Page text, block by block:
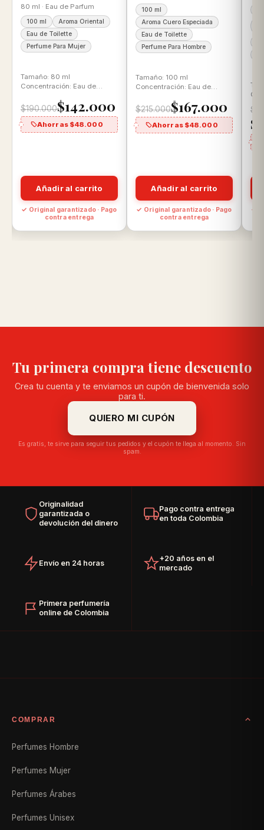
80 ml · Eau de Parfum
100 ml
Aroma Oriental
Eau de Toilette
Perfume Para Mujer
Tamaño: 80 ml
Concentración: Eau de
Gourmand
$190.000$142.000
Ahorras $48.000
Añadir al carrito
✓ Original garantizado · Pago
contra entrega
100 ml
Aroma Cuero Especiada
Eau de Toilette
Perfume Para Hombre
Tamaño: 100 ml
Concentración: Eau de
Especiado
$215.000$167.000
Ahorras $48.000
Añadir al carrito
✓ Original garantizado · Pago
contra entrega
✓
Tu primera compra tiene descuento
Crea tu cuenta y te enviamos un cupón de bienvenida solo
para ti.
QUIERO MI CUPÓN
Es gratis, te sirve para seguir tus pedidos y el cupón te llega al momento. Sin
spam.
Originalidad
garantizada o
devolución del dinero
Pago contra entrega
en toda Colombia
Envío en 24 horas
+20 años en el
mercado
Primera perfumería
online de Colombia
COMPRAR
Perfumes Hombre
Perfumes Mujer
Perfumes Árabes
Perfumes Unisex